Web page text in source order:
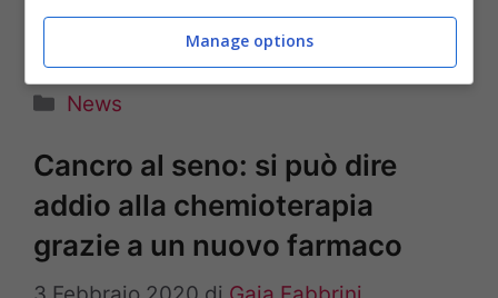
sui tumori …Leggi tutto
Categorie
News
Cancro al seno: si può dire
addio alla chemioterapia
grazie a un nuovo farmaco
Manage options